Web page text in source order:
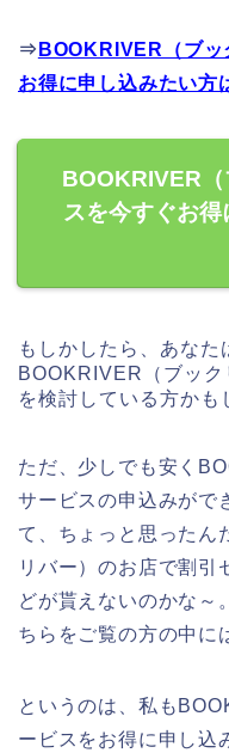
⇒ BOOKRIVER（ブッ
お得に申し込みたい方
BOOKRIVER
スを今すぐお
もしかしたら、あなた
BOOKRIVER（ブッ
を検討している方かも
ただ、少しでも安く
サービスの申込みがで
て、ちょっと思ったん
リバー）のお店で割引
どが貰えないのかな～
ちらをご覧の方の中に
というのは、私も
ービスをお得に申し込